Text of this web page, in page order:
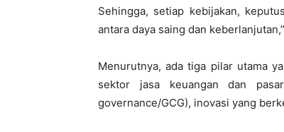
Sehingga, setiap kebijakan,
antara daya saing dan
Menurutnya, ada tiga pilar utama
sektor jasa keuangan dan
governance/GCG), inovasi yang